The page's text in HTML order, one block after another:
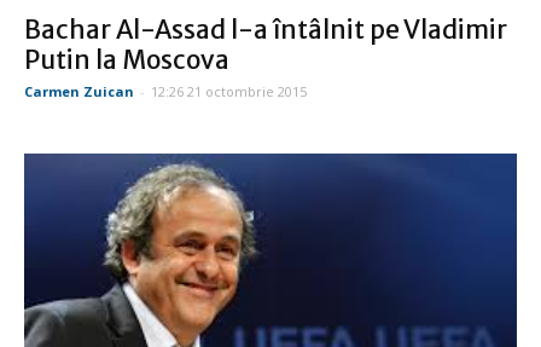
Bachar Al-Assad l-a întâlnit pe Vladimir
Putin la Moscova
Carmen Zuican - 12:26 21 octombrie 2015